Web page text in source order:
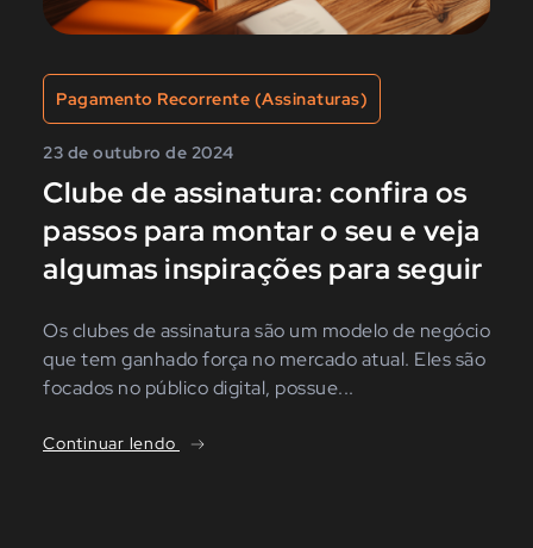
Pagamento Recorrente (Assinaturas)
23 de outubro de 2024
Clube de assinatura: confira os
passos para montar o seu e veja
algumas inspirações para seguir
Os clubes de assinatura são um modelo de negócio
que tem ganhado força no mercado atual. Eles são
focados no público digital, possue...
Continuar lendo